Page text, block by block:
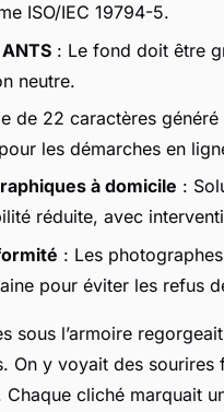
ISO/IEC 19794-5.
: Le fond doit être
neutre.
de 22 caractères
les démarches en
à domicile :
réduite, avec
: Les
pour éviter les refus
sous l’armoire
On y voyait des
cliché marquait